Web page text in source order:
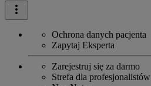
Ochrona danych pacjenta
Zapytaj Eksperta
Zarejestruj się za darmo
Strefa dla profesjonalistów